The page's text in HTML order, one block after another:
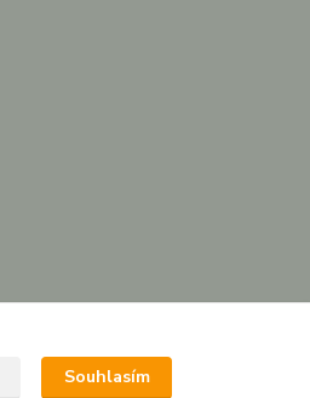
Souhlasím